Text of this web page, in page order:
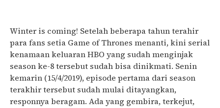
Winter is coming! Setelah beberapa tahun terahir
para fans setia Game of Thrones menanti, kini serial
kenamaan keluaran HBO yang sudah menginjak
season ke-8 tersebut sudah bisa dinikmati. Senin
kemarin (15/4/2019), episode pertama dari season
terakhir tersebut sudah mulai ditayangkan,
responnya beragam. Ada yang gembira, terkejut,